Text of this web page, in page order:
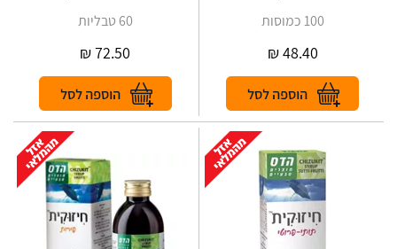
100 כמוסות
48.40
₪
60 טבליות
72.50
₪